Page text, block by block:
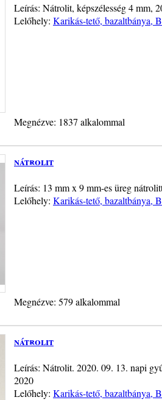
Leírás: Nátrolit, képszélesség 4 mm,
Lelőhely: Karikás-tető, bazaltbánya,
Megnézve: 1837 alkalommal
nátrolit
Leírás: 13 mm x 9 mm-es üreg
Lelőhely: Karikás-tető, bazaltbánya,
Megnézve: 579 alkalommal
nátrolit
Leírás: Nátrolit. 2020. 09. 13. napi
2020
Lelőhely: Karikás-tető, bazaltbánya,